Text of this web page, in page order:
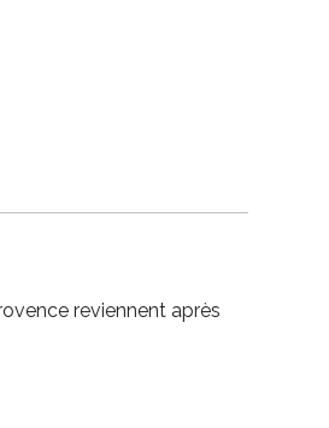
reviennent après